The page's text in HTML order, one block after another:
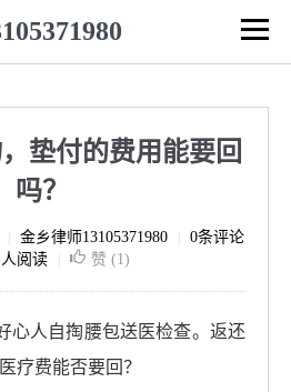
垫付的费用能要回
吗？
金乡律师13105371980 0条评论
阅读 赞 (1)
人自掏腰包送医检查。返还
疗费能否要回？